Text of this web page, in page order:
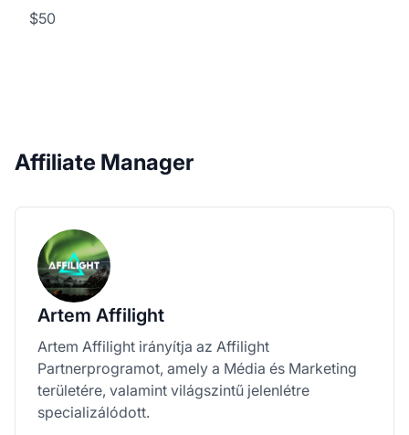
$50
Affiliate Manager
Artem Affilight
Artem Affilight irányítja az Affilight
Partnerprogramot, amely a Média és Marketing
területére, valamint világszintű jelenlétre
specializálódott.